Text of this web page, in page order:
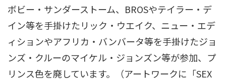
ボビー・サンダーストーム、BROSやテイラー・デ
イン等を手掛けたリック・ウエイク、ニュー・エデ
ィションやアフリカ・バンバータ等を手掛けたジョ
ンズ・クルーのマイケル・ジョンズン等が参加、プ
リンス色を廃しています。（アートワークに「SEX